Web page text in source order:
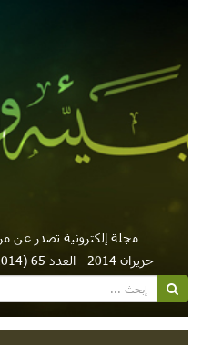
مجلة إلكترونية تصدر عن
حزيران 2014 - العدد 65 (2014-06-01)